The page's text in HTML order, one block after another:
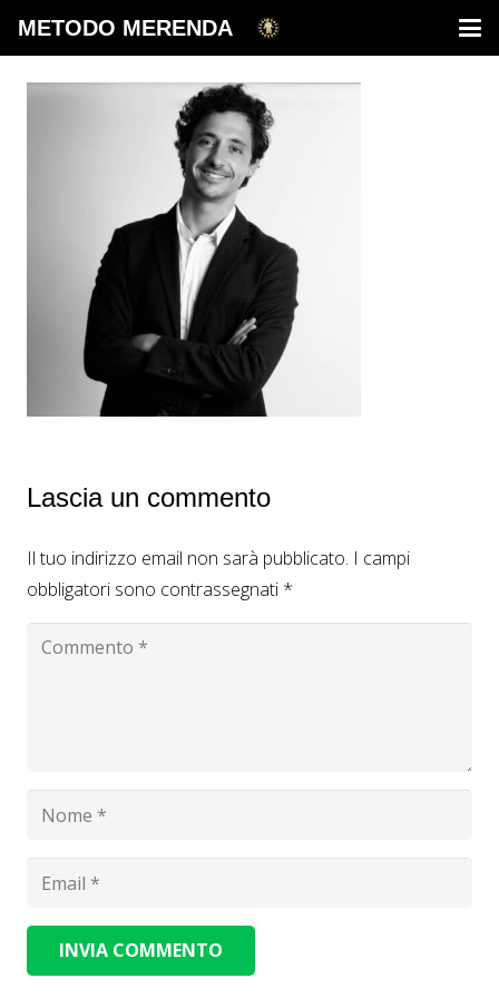
METODO MERENDA
Lascia un commento
Il tuo indirizzo email non sarà pubblicato. I campi
obbligatori sono contrassegnati *
INVIA COMMENTO